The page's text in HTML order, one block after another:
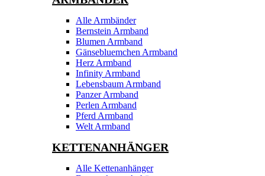
Alle Armbänder
Bernstein Armband
Blumen Armband
Gänsebluemchen Armband
Herz Armband
Infinity Armband
Lebensbaum Armband
Panzer Armband
Perlen Armband
Pferd Armband
Welt Armband
KETTENANHÄNGER
Alle Kettenanhänger